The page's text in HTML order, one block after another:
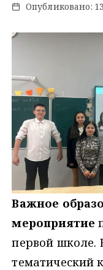
Опубликовано:
Важное
мероприятие
первой школе.
тематический